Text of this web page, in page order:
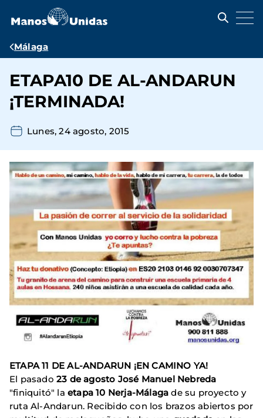
contenido
Ruta
navegación
Málaga
ETAPA10 DE AL-ANDARUN
¡TERMINADA!
Lunes, 24 agosto, 2015
ETAPA 11 DE AL-ANDARUN ¡EN CAMINO YA!
El pasado 23 de agosto José Manuel Nebreda
"finiquitó" la etapa 10 Nerja-Málaga de su proyecto y
ruta Al-Andarun. Recibido con los brazos abiertos por